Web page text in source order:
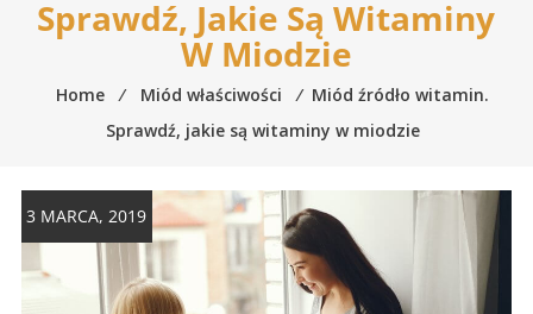
Sprawdź, Jakie Są Witaminy
W Miodzie
Home ⁄ Miód właściwości ⁄ Miód źródło witamin.
Sprawdź, jakie są witaminy w miodzie
3 MARCA, 2019